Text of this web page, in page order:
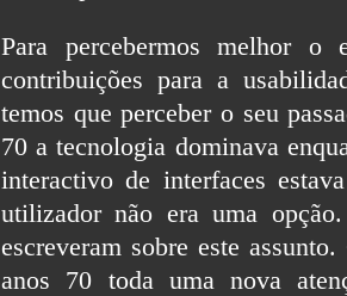
Para percebermos melhor o
contribuições para a
temos que perceber o seu
70 a tecnologia dominava
interactivo de interfaces
utilizador não era uma
escreveram sobre este
anos 70 toda uma nova